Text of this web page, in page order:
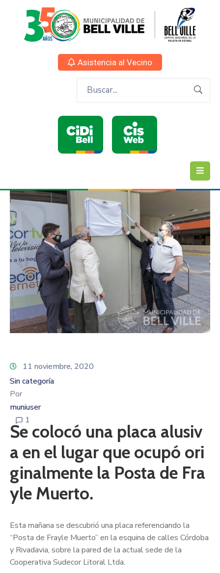
Asistencia al Vecino
11 noviembre, 2020
Sin categoría
Por
muniuser
1
Se colocó una placa alusiv
a en el lugar que ocupó ori
ginalmente la Posta de Fra
yle Muerto.
Esta mañana se descubrió una placa referenciando la
“Posta de Frayle Muerto” en la esquina de calles Córdoba
y Rivadavia, sobre la pared de la actual sede de la
Cooperativa Sudecor Litoral Ltda.